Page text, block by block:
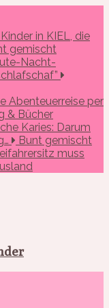
in KIEL, die
gemischt
Nacht-
Abenteuerreise per
& Bücher
Karies: Darum
Bunt gemischt
muss